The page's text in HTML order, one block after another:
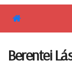
Berentei